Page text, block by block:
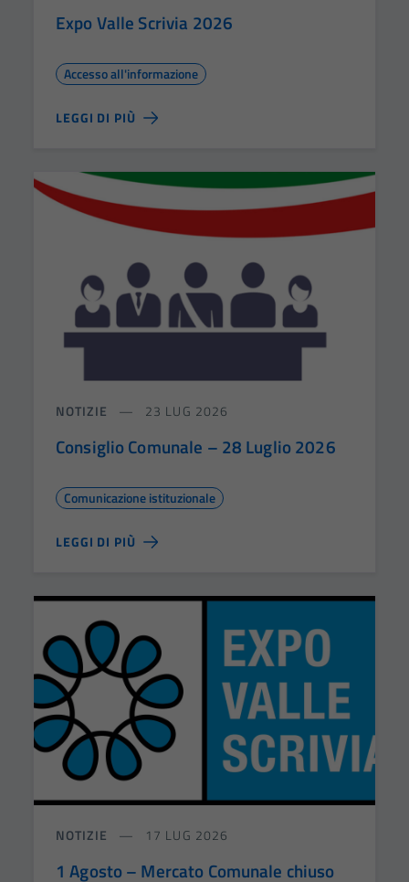
Expo Valle Scrivia 2026
Accesso all'informazione
LEGGI DI PIÙ
NOTIZIE 23 LUG 2026
Consiglio Comunale – 28 Luglio 2026
Comunicazione istituzionale
LEGGI DI PIÙ
NOTIZIE 17 LUG 2026
1 Agosto – Mercato Comunale chiuso